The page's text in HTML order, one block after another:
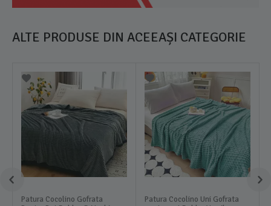
ALTE PRODUSE DIN ACEEAȘI CATEGORIE
Patura Cocolino Gofrata
Patura Cocolino Uni Gofrata